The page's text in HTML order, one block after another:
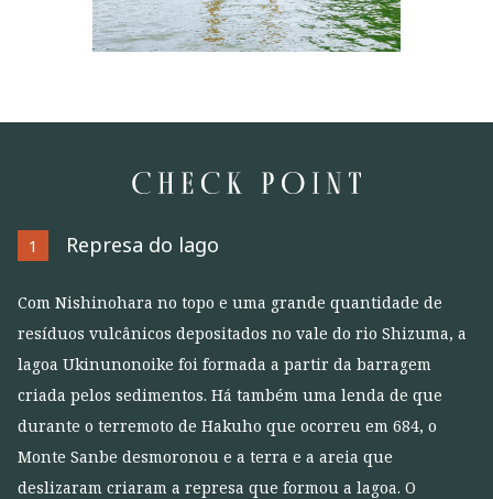
1 Represa do lago
Com Nishinohara no topo e uma grande quantidade de
resíduos vulcânicos depositados no vale do rio Shizuma, a
lagoa Ukinunonoike foi formada a partir da barragem
criada pelos sedimentos. Há também uma lenda de que
durante o terremoto de Hakuho que ocorreu em 684, o
Monte Sanbe desmoronou e a terra e a areia que
deslizaram criaram a represa que formou a lagoa. O